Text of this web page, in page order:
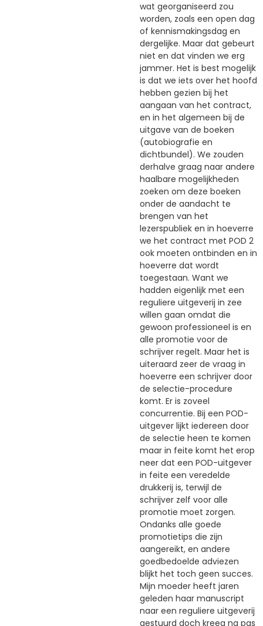
wat georganiseerd zou
worden, zoals een open dag
of kennismakingsdag en
dergelijke. Maar dat gebeurt
niet en dat vinden we erg
jammer. Het is best mogelijk
is dat we iets over het hoofd
hebben gezien bij het
aangaan van het contract,
en in het algemeen bij de
uitgave van de boeken
(autobiografie en
dichtbundel). We zouden
derhalve graag naar andere
haalbare mogelijkheden
zoeken om deze boeken
onder de aandacht te
brengen van het
lezerspubliek en in hoeverre
we het contract met POD 2
ook moeten ontbinden en in
hoeverre dat wordt
toegestaan. Want we
hadden eigenlijk met een
reguliere uitgeverij in zee
willen gaan omdat die
gewoon professioneel is en
alle promotie voor de
schrijver regelt. Maar het is
uiteraard zeer de vraag in
hoeverre een schrijver door
de selectie-procedure
komt. Er is zoveel
concurrentie. Bij een POD-
uitgever lijkt iedereen door
de selectie heen te komen
maar in feite komt het erop
neer dat een POD-uitgever
in feite een veredelde
drukkerij is, terwijl de
schrijver zelf voor alle
promotie moet zorgen.
Ondanks alle goede
promotietips die zijn
aangereikt, en andere
goedbedoelde adviezen
blijkt het toch geen succes.
Mijn moeder heeft jaren
geleden haar manuscript
naar een reguliere uitgeverij
gestuurd doch kreeg na pas